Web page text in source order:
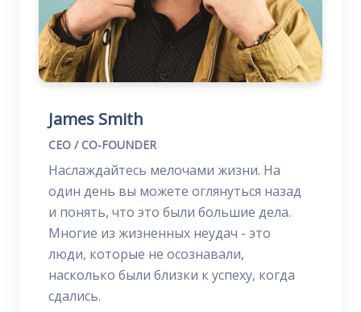
James Smith
CEO / CO-FOUNDER
Наслаждайтесь мелочами жизни. На
один день вы можете оглянуться назад
и понять, что это были большие дела.
Многие из жизненных неудач - это
люди, которые не осознавали,
насколько были близки к успеху, когда
сдались.